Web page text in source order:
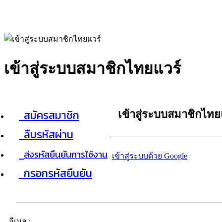
เข้าสู่ระบบสมาชิกไทยแวร์
สมัครสมาชิก
ลืมรหัสผ่าน
ส่งรหัสยืนยันการใช้งาน
กรอกรหัสยืนยัน
เข้าสู่ระบบสมาชิกไท
เข้าสู่ระบบด้วย Google